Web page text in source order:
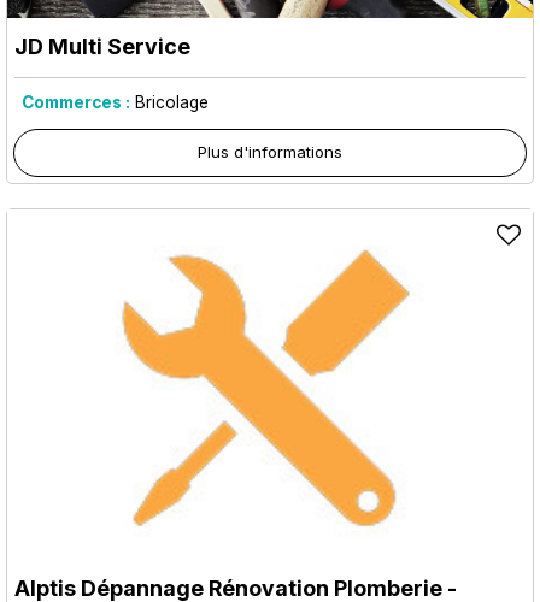
JD Multi Service
Commerces : Bricolage
Plus d'informations
Alptis Dépannage Rénovation Plomberie -